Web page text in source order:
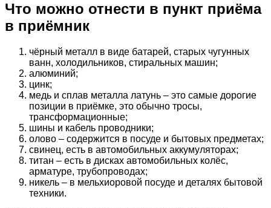
Что можно отнести в пункт приёма
в приёмник
чёрный металл в виде батарей, старых чугунных
ванн, холодильников, стиральных машин;
алюминий;
цинк;
медь и сплав металла латунь – это самые дорогие
позиции в приёмке, это обычно тросы,
трансформационные;
шины и кабель проводники;
олово – содержится в посуде и бытовых предметах;
свинец, есть в автомобильных аккумуляторах;
титан – есть в дисках автомобильных колёс,
арматуре, трубопроводах;
никель – в мельхиоровой посуде и деталях бытовой
техники.